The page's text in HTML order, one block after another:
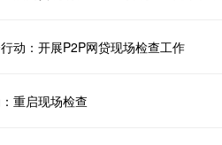
动：开展P2P网贷现场检查工作
重启现场检查